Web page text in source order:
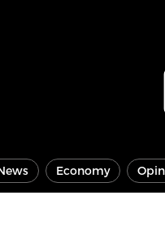
Economy